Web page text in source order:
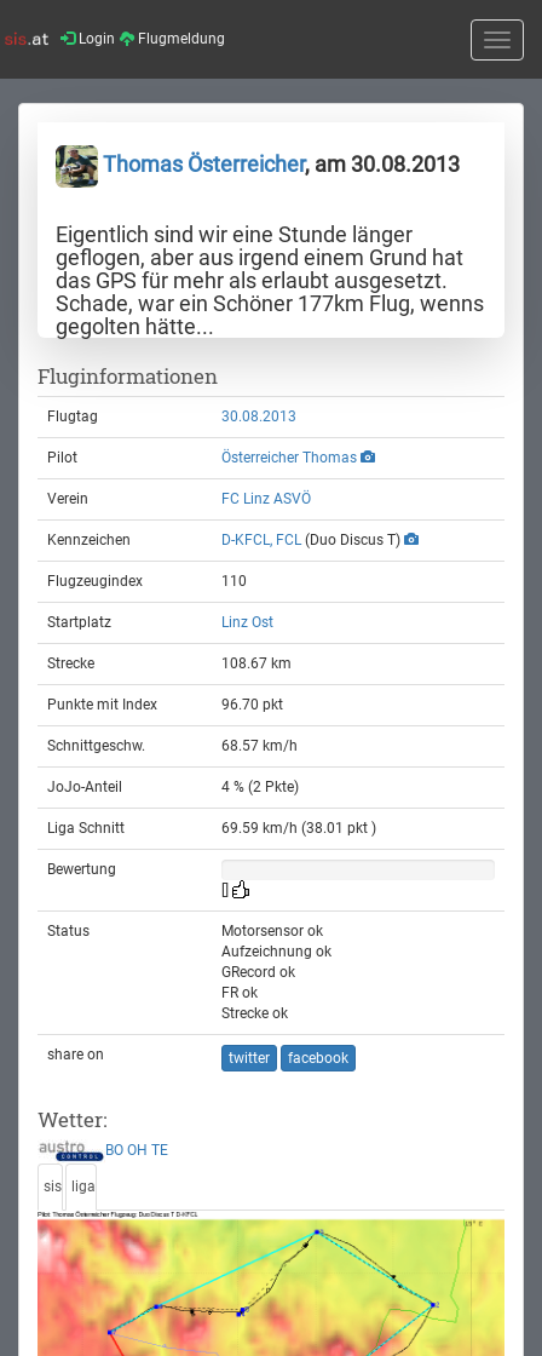
Login Flugmeldung
Toggle
Thomas Österreicher, am 30.08.2013
Eigentlich sind wir eine Stunde länger
geflogen, aber aus irgend einem Grund hat
das GPS für mehr als erlaubt ausgesetzt.
Schade, war ein Schöner 177km Flug, wenns
gegolten hätte...
Fluginformationen
Flugtag 30.08.2013
Pilot Österreicher Thomas
Verein FC Linz ASVÖ
Kennzeichen D-KFCL, FCL(Duo Discus T)
Flugzeugindex 110
Startplatz Linz Ost
Strecke 108.67 km
Punkte mit Index 96.70 pkt
Schnittgeschw. 68.57 km/h
JoJo-Anteil 4 % (2 Pkte)
Liga Schnitt 69.59 km/h (38.01 pkt )
Bewertung
Status
Motorsensor ok
Aufzeichnung ok
GRecord ok
FR ok
Strecke ok
share on twitter facebook
Wetter:
BO OH TE
sis liga